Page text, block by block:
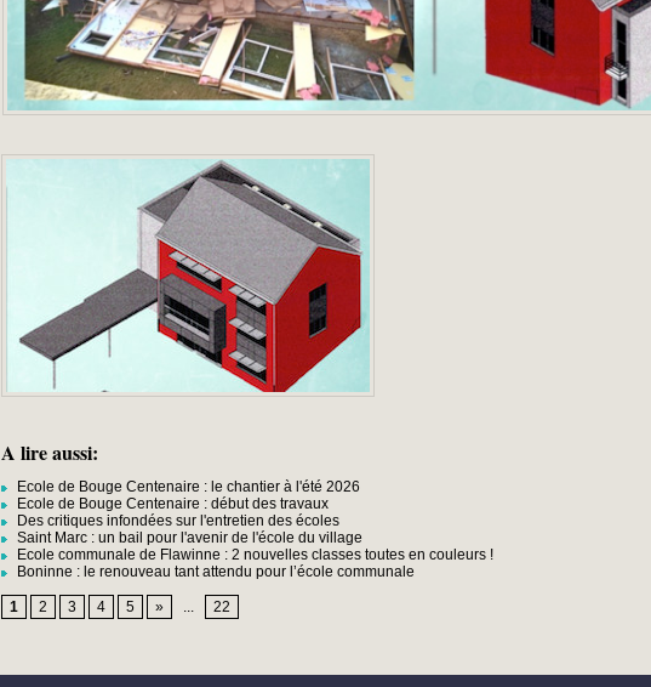
A lire aussi:
Ecole de Bouge Centenaire : le chantier à l'été 2026
Ecole de Bouge Centenaire : début des travaux
Des critiques infondées sur l'entretien des écoles
Saint Marc : un bail pour l'avenir de l'école du village
Ecole communale de Flawinne : 2 nouvelles classes toutes en couleurs !
Boninne : le renouveau tant attendu pour l’école communale
1 2 3 4 5 » ... 22